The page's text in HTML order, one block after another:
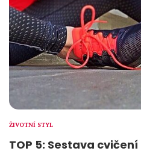
ŽIVOTNÍ STYL
TOP 5: Sestava